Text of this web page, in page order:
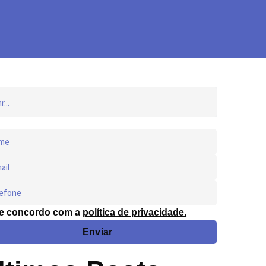
concordo com a política de privacidade.
Enviar